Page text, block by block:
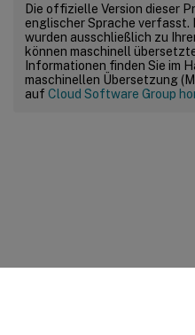
Die offizielle Version dieser
englischer Sprache verfasst.
wurden ausschließlich zu
können maschinell
Informationen finden Sie im
maschinellen Übersetzung
auf Cloud Software Group